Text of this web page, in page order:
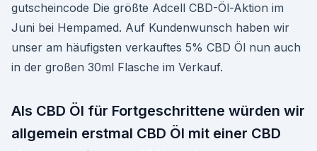
gutscheincode Die größte Adcell CBD-Öl-Aktion im
Juni bei Hempamed. Auf Kundenwunsch haben wir
unser am häufigsten verkauftes 5% CBD Öl nun auch
in der großen 30ml Flasche im Verkauf.
Als CBD Öl für Fortgeschrittene würden wir
allgemein erstmal CBD Öl mit einer CBD